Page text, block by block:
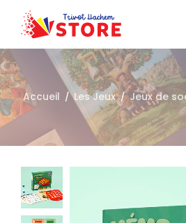
Accueil / Les Jeux / Jeux de